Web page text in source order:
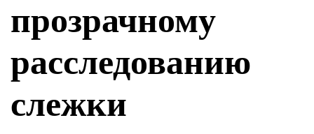
прозрачному
расследованию
слежки